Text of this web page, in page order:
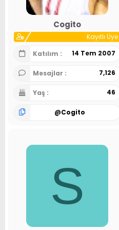
Cogito
Kayıtlı Üye
Katılım
14 Tem 2007
Mesajlar 7,126
Yaş 46
@Cogito
S